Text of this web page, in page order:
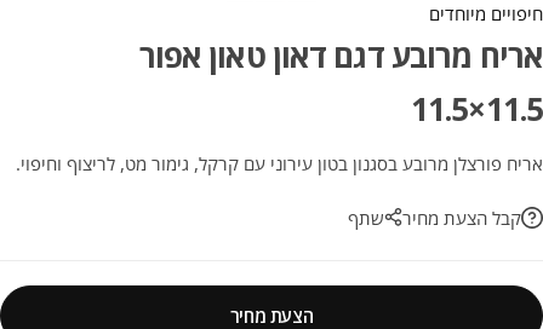
חיפויים מיוחדים
אריח מרובע דגם דאון טאון אפור
11.5×11.5
אריח פורצלן מרובע בסגנון בטון עירוני עם קרקל, גימור מט, לריצוף וחיפוי.
קבל הצעת מחיר שתף
הצעת מחיר